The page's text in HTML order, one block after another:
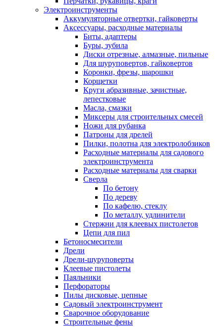
Электроинструменты
Аккумуляторные отвертки, гайковерты
Аксессуары, расходные материалы
Биты, адаптеры
Буры, зубила
Диски отрезные, алмазные, пильные
Для шуруповертов, гайковертов
Коронки, фрезы, шарошки
Корщетки
Круги абразивные, зачистные,
лепестковые
Масла, смазки
Миксеры для строительных смесей
Ножи для рубанка
Патроны для дрелей
Пилки, полотна для электролобзиков
Расходные материалы для садового
электроинструмента
Расходные материалы для сварки
Сверла
По бетону
По дереву
По кафелю, стеклу
По металлу, удлинители
Стержни для клеевых пистолетов
Цепи для пил
Бетоносмесители
Дрели
Дрели-шуруповерты
Клеевые пистолеты
Паяльники
Перфораторы
Пилы дисковые, цепные
Садовый электроинструмент
Сварочное оборудование
Строительные фены